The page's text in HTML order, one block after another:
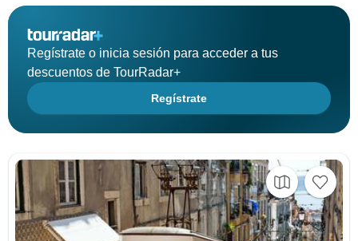
Regístrate o inicia sesión para acceder a tus
descuentos de TourRadar+
Regístrate